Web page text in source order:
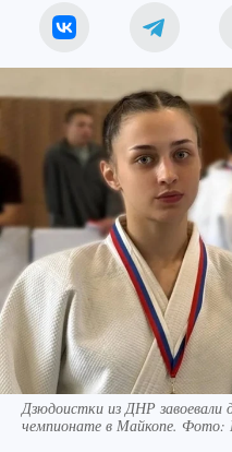
Дзюдоистки из ДНР завоевали
чемпионате в Майкопе.